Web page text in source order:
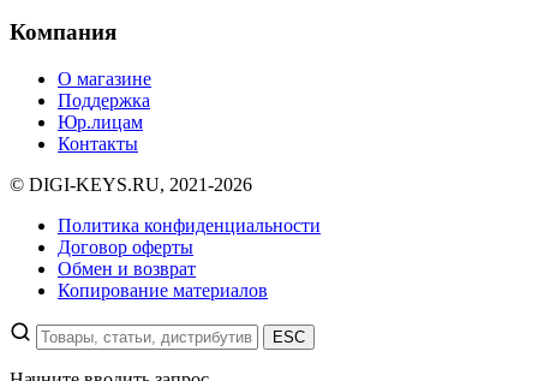
Компания
О магазине
Поддержка
Юр.лицам
Контакты
© DIGI-KEYS.RU, 2021-2026
Политика конфиденциальности
Договор оферты
Обмен и возврат
Копирование материалов
ESC